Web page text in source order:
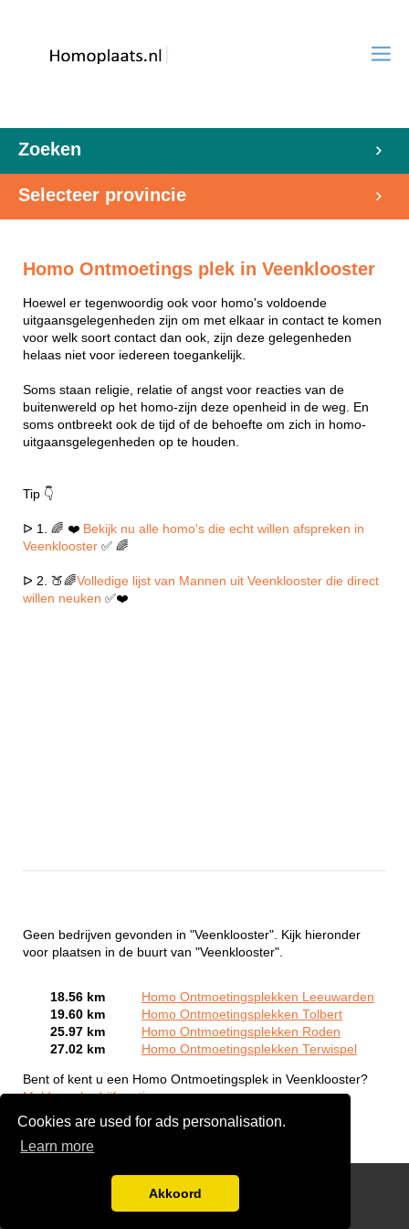
Cookies are used for ads personalisation.
Learn more
Akkoord
Zoeken
Selecteer provincie
Homo Ontmoetings plek in Veenklooster
Hoewel er tegenwoordig ook voor homo's voldoende
uitgaansgelegenheden zijn om met elkaar in contact te komen
voor welk soort contact dan ook, zijn deze gelegenheden
helaas niet voor iedereen toegankelijk.
Soms staan religie, relatie of angst voor reacties van de
buitenwereld op het homo-zijn deze openheid in de weg. En
soms ontbreekt ook de tijd of de behoefte om zich in homo-
uitgaansgelegenheden op te houden.
Tip 👇
ᐅ 1. 🌈 ❤️ Bekijk nu alle homo's die echt willen afspreken in
Veenklooster ✅ 🌈
ᐅ 2. 🍑🌈Volledige lijst van Mannen uit Veenklooster die direct
willen neuken ✅❤️
Geen bedrijven gevonden in "Veenklooster". Kijk hieronder
voor plaatsen in de buurt van "Veenklooster".
18.56 km
Homo Ontmoetingsplekken Leeuwarden
19.60 km
Homo Ontmoetingsplekken Tolbert
25.97 km
Homo Ontmoetingsplekken Roden
27.02 km
Homo Ontmoetingsplekken Terwispel
Bent of kent u een Homo Ontmoetingsplek in Veenklooster?
Meld een bedrijf gratis aan